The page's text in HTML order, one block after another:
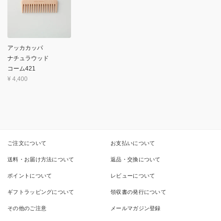
アッカカッパ
ナチュラウッド
コーム421
¥ 4,400
ご注文について お支払いについて
送料・お届け方法について 返品・交換について
ポイントについて レビューについて
ギフトラッピングについて 領収書の発行について
その他のご注意 メールマガジン登録